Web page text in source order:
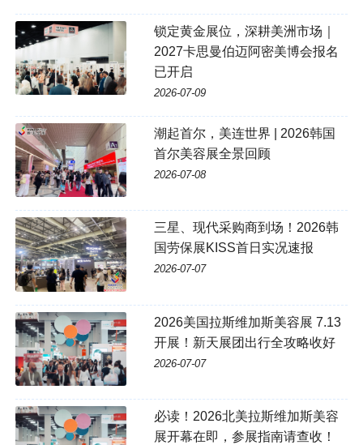
锁定黄金展位，深耕美洲市场｜
2027卡思曼伯迈阿密美博会报名
已开启
2026-07-09
潮起首尔，美连世界 | 2026韩国
首尔美容展全景回顾
2026-07-08
三星、现代采购商到场！2026韩
国劳保展KISS首日实况速报
2026-07-07
2026美国拉斯维加斯美容展 7.13
开展！新天展团出行全攻略收好
2026-07-07
必读！2026北美拉斯维加斯美容
展开幕在即，参展指南请查收！